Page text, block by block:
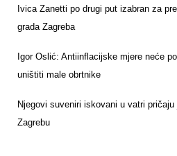
Ivica Zanetti po drugi put izabran za
grada Zagreba
Igor Oslić: Antiinflacijske mjere neće
uništiti male obrtnike
Njegovi suveniri iskovani u vatri
Zagrebu